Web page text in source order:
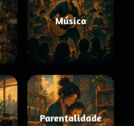
Música
Parentalidade